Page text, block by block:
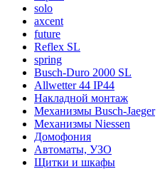
solo
axcent
future
Reflex SL
spring
Busch-Duro 2000 SL
Allwetter 44 IP44
Накладной монтаж
Механизмы Busch-Jaeger
Механизмы Niessen
Домофония
Автоматы, УЗО
Щитки и шкафы